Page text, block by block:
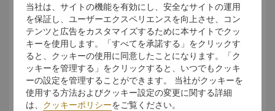
サービス料
営業時間
公衆衛生
当社は、サイトの機能を有効にし、安全なサイトの運用
を保証し、ユーザーエクスペリエンスを向上させ、コン
テンツと広告をカスタマイズするために本サイトでクッ
キーを使用します。「すべてを承諾する」をクリックす
ると、クッキーの使用に同意したことになります。「ク
ッキーを管理する」をクリックすると、いつでもクッキ
ーの設定を管理することができます。 当社がクッキーを
使用する方法およびクッキー設定の変更に関する詳細
は、 クッキーポリシーをご覧ください。